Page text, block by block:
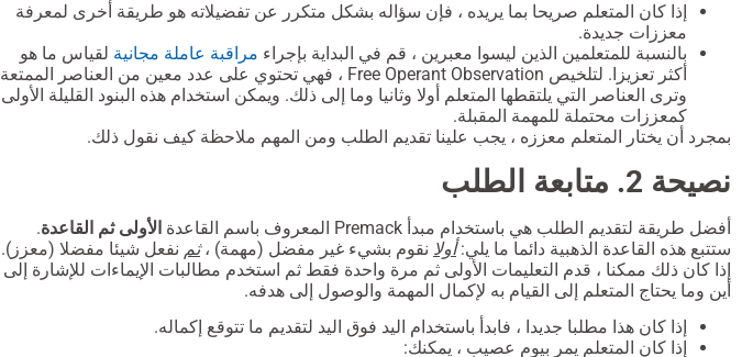
إذا كان المتعلم صريحا بما يريده ، فإن سؤاله بشكل متكرر عن تفضيلاته هو طريقة أخرى لمعرفة
معززات جديدة.
بالنسبة للمتعلمين الذين ليسوا معبرين ، قم في البداية بإجراء مراقبة عاملة مجانية لقياس ما هو
أكثر تعزيزا. لتلخيص Free Operant Observation ، فهي تحتوي على عدد معين من العناصر الممتعة
وترى العناصر التي يلتقطها المتعلم أولا وثانيا وما إلى ذلك. ويمكن استخدام هذه البنود القليلة الأولى
كمعززات محتملة للمهمة المقبلة.
بمجرد أن يختار المتعلم معززه ، يجب علينا تقديم الطلب ومن المهم ملاحظة كيف نقول ذلك.
نصيحة 2. متابعة الطلب
أفضل طريقة لتقديم الطلب هي باستخدام مبدأ Premack المعروف باسم القاعدة الأولى ثم القاعدة.
ستتبع هذه القاعدة الذهبية دائما ما يلي:أولا نقوم بشيء غير مفضل (مهمة) ،ثم نفعل شيئا مفضلا (معزز).
إذا كان ذلك ممكنا ، قدم التعليمات الأولى ثم مرة واحدة فقط ثم استخدم مطالبات الإيماءات للإشارة إلى
أين وما يحتاج المتعلم إلى القيام به لإكمال المهمة والوصول إلى هدفه.
إذا كان هذا مطلبا جديدا ، فابدأ باستخدام اليد فوق اليد لتقديم ما تتوقع إكماله.
إذا كان المتعلم يمر بيوم عصيب ، يمكنك: